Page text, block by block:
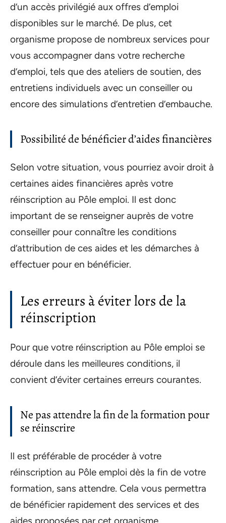
d’un accès privilégié aux offres d’emploi
disponibles sur le marché. De plus, cet
organisme propose de nombreux services pour
vous accompagner dans votre recherche
d’emploi, tels que des ateliers de soutien, des
entretiens individuels avec un conseiller ou
encore des simulations d’entretien d’embauche.
Possibilité de bénéficier d’aides financières
Selon votre situation, vous pourriez avoir droit à
certaines aides financières après votre
réinscription au Pôle emploi. Il est donc
important de se renseigner auprès de votre
conseiller pour connaître les conditions
d’attribution de ces aides et les démarches à
effectuer pour en bénéficier.
Les erreurs à éviter lors de la
réinscription
Pour que votre réinscription au Pôle emploi se
déroule dans les meilleures conditions, il
convient d’éviter certaines erreurs courantes.
Ne pas attendre la fin de la formation pour
se réinscrire
Il est préférable de procéder à votre
réinscription au Pôle emploi dès la fin de votre
formation, sans attendre. Cela vous permettra
de bénéficier rapidement des services et des